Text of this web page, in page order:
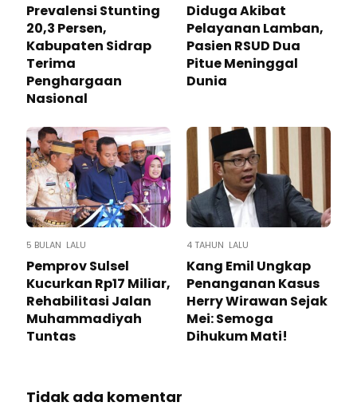
Prevalensi Stunting
20,3 Persen,
Kabupaten Sidrap
Terima
Penghargaan
Nasional
Diduga Akibat
Pelayanan Lamban,
Pasien RSUD Dua
Pitue Meninggal
Dunia
5 BULAN LALU
Pemprov Sulsel
Kucurkan Rp17 Miliar,
Rehabilitasi Jalan
Muhammadiyah
Tuntas
4 TAHUN LALU
Kang Emil Ungkap
Penanganan Kasus
Herry Wirawan Sejak
Mei: Semoga
Dihukum Mati!
Tidak ada komentar